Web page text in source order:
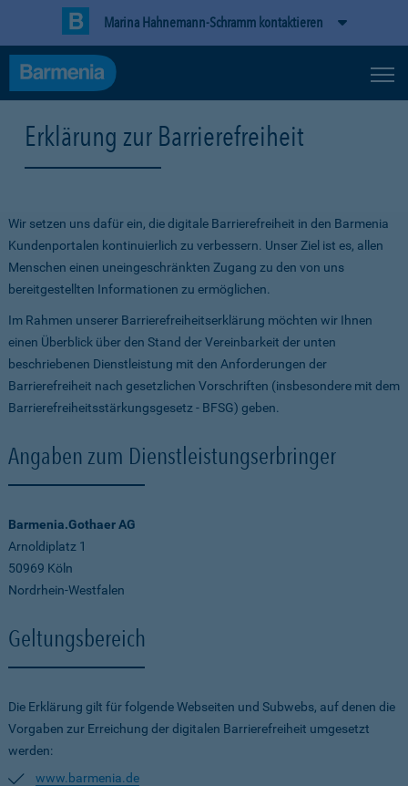
Marina Hahnemann-Schramm kontaktieren
Erklärung zur Barrierefreiheit
Wir setzen uns dafür ein, die digitale Barrierefreiheit in den Barmenia
Kundenportalen kontinuierlich zu verbessern. Unser Ziel ist es, allen
Menschen einen uneingeschränkten Zugang zu den von uns
bereitgestellten Informationen zu ermöglichen.
Im Rahmen unserer Barrierefreiheitserklärung möchten wir Ihnen
einen Überblick über den Stand der Vereinbarkeit der unten
beschriebenen Dienstleistung mit den Anforderungen der
Barrierefreiheit nach gesetzlichen Vorschriften (insbesondere mit dem
Barrierefreiheitsstärkungsgesetz - BFSG) geben.
Angaben zum Dienstleistungserbringer
Barmenia.Gothaer AG
Arnoldiplatz 1
50969 Köln
Nordrhein-Westfalen
Geltungsbereich
Die Erklärung gilt für folgende Webseiten und Subwebs, auf denen die
Vorgaben zur Erreichung der digitalen Barrierefreiheit umgesetzt
werden:
www.barmenia.de